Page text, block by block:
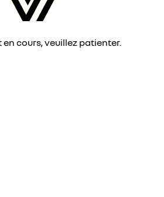
cours, veuillez patienter.